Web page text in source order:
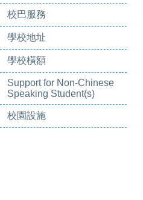
校巴服務
學校地址
學校橫額
Support for Non-Chinese
Speaking Student(s)
校園設施